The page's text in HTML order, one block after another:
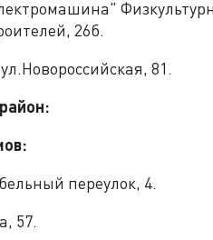
26б.
81.
переулок, 4.
57.